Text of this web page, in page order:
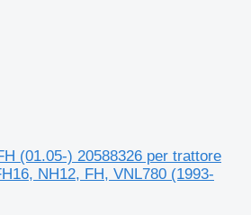
(01.05-) 20588326 per trattore
NH12, FH, VNL780 (1993-